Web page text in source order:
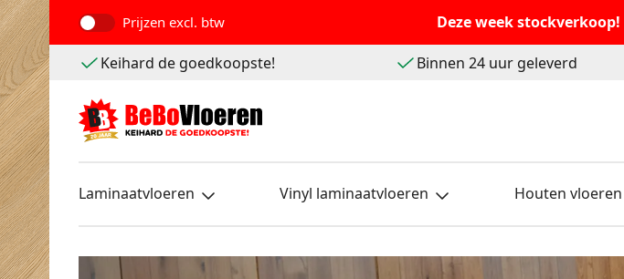
Prijzen excl. btw Deze week stockverkoop!
Keihard de goedkoopste! Binnen 24 uur geleverd
Laminaatvloeren Vinyl laminaatvloeren Houten vloeren